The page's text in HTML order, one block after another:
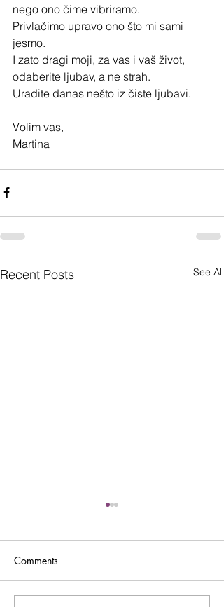
nego ono čime vibriramo.
Privlačimo upravo ono što mi sami
jesmo.
I zato dragi moji, za vas i vaš život,
odaberite ljubav, a ne strah.
Uradite danas nešto iz čiste ljubavi.
Volim vas,
Martina
Recent Posts See All
Comments